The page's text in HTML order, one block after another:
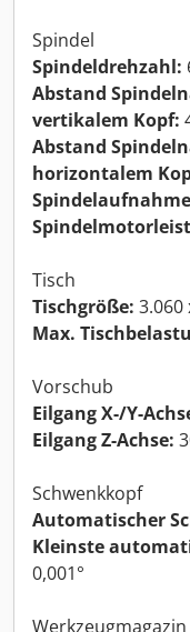
Spindel
Spindeldrehzahl:
Abstand
vertikalem Kopf:
Abstand
horizontalem
Tisch
Tischgröße: 3.060
Max.
Vorschub
Eilgang X-/Y-
Eilgang Z-Achse:
Schwenkkopf
Automatischer
Kleinste
0,001°
Werkzeugmagazin